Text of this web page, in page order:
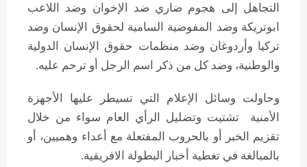
التجاهل إلى هجوم ضاري ضد الإخوان وضد اللاعب
ابوتريكة وضد المفوضية السامية لحقوق الإنسان وضد
تركيا وأردوغان وضد منظمات حقوق الإنسان الدولية
والوطنية، وضد كل من ذكر اسم الرجل أو ترحم عليه.
وحاولت وسائل الإعلام التي تسيطر عليها الأجهزة
الأمنية تشتيت وتضليل الرأي العام سواء من خلال
تقزيم الخبر أو بالحروب المفتعلة مع أعداء وهميين، أو
بالمبالغة في تغطية أخبار البطولة الافريقية.